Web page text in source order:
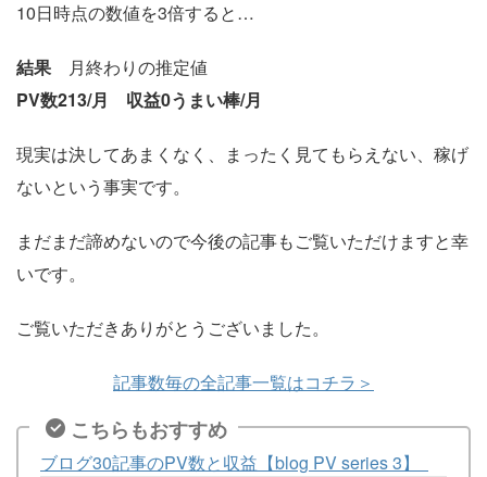
10日時点の数値を3倍すると…
結果 月終わりの推定値
PV数213/月 収益0うまい棒/月
現実は決してあまくなく、まったく見てもらえない、稼げ
ないという事実です。
まだまだ諦めないので今後の記事もご覧いただけますと幸
いです。
ご覧いただきありがとうございました。
記事数毎の全記事一覧はコチラ＞
こちらもおすすめ
ブログ30記事のPV数と収益【blog PV series 3】